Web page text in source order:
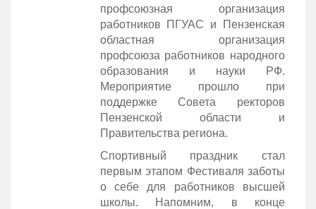
профсоюзная организация
работников ПГУАС и Пензенская
областная организация
профсоюза работников народного
образования и науки РФ.
Мероприятие прошло при
поддержке Совета ректоров
Пензенской области и
Правительства региона.
Спортивный праздник стал
первым этапом Фестиваля заботы
о себе для работников высшей
школы. Напомним, в конце